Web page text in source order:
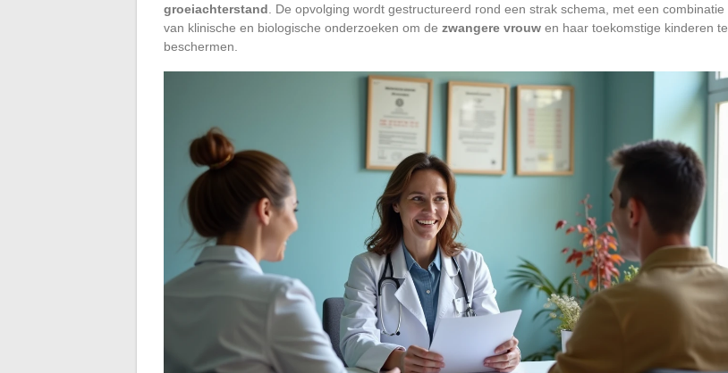
groeiachterstand . De opvolging wordt gestructureerd rond een strak schema, met een combinatie
van klinische en biologische onderzoeken om de zwangere vrouw en haar toekomstige kinderen te
beschermen.